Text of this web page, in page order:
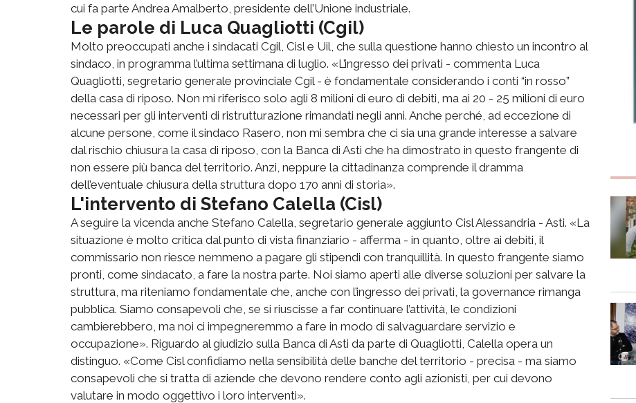
cui fa parte Andrea Amalberto, presidente dell’Unione industriale.
Le parole di Luca Quagliotti (Cgil)
Molto preoccupati anche i sindacati Cgil, Cisl e Uil, che sulla questione hanno chiesto un incontro al
sindaco, in programma l’ultima settimana di luglio. «L’ingresso dei privati - commenta Luca
Quagliotti, segretario generale provinciale Cgil - è fondamentale considerando i conti “in rosso”
della casa di riposo. Non mi riferisco solo agli 8 milioni di euro di debiti, ma ai 20 - 25 milioni di euro
necessari per gli interventi di ristrutturazione rimandati negli anni. Anche perché, ad eccezione di
alcune persone, come il sindaco Rasero, non mi sembra che ci sia una grande interesse a salvare
dal rischio chiusura la casa di riposo, con la Banca di Asti che ha dimostrato in questo frangente di
non essere più banca del territorio. Anzi, neppure la cittadinanza comprende il dramma
dell’eventuale chiusura della struttura dopo 170 anni di storia».
L'intervento di Stefano Calella (Cisl)
A seguire la vicenda anche Stefano Calella, segretario generale aggiunto Cisl Alessandria - Asti. «La
situazione è molto critica dal punto di vista finanziario - afferma - in quanto, oltre ai debiti, il
commissario non riesce nemmeno a pagare gli stipendi con tranquillità. In questo frangente siamo
pronti, come sindacato, a fare la nostra parte. Noi siamo aperti alle diverse soluzioni per salvare la
struttura, ma riteniamo fondamentale che, anche con l’ingresso dei privati, la governance rimanga
pubblica. Siamo consapevoli che, se si riuscisse a far continuare l’attività, le condizioni
cambierebbero, ma noi ci impegneremmo a fare in modo di salvaguardare servizio e
occupazione». Riguardo al giudizio sulla Banca di Asti da parte di Quagliotti, Calella opera un
distinguo. «Come Cisl confidiamo nella sensibilità delle banche del territorio - precisa - ma siamo
consapevoli che si tratta di aziende che devono rendere conto agli azionisti, per cui devono
valutare in modo oggettivo i loro interventi».